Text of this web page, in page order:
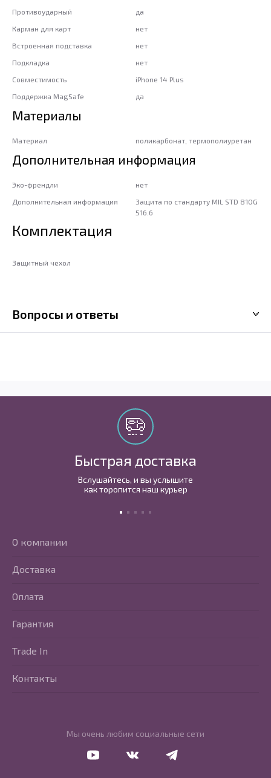
Противоударный
да
Карман для карт
нет
Встроенная подставка
нет
Подкладка
нет
Совместимость
iPhone 14 Plus
Поддержка MagSafe
да
Материалы
Материал поликарбонат, термополиуретан
Дополнительная информация
Эко-френдли
нет
Дополнительная информация
Защита по стандарту MIL STD 810G
516.6
Комплектация
Защитный чехол
Вопросы и ответы
Быстрая доставка
Вслушайтесь, и вы услышите
как торопится наш курьер
Мы очень любим социальные сети
Перейти в VkontakteПерейти в Telegram
О компании
Доставка
Оплата
Гарантия
Trade In
Контакты